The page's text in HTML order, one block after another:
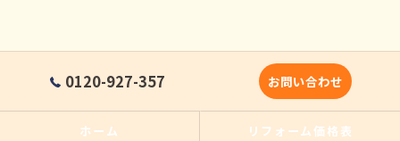
0120-927-357 お問い合わせ
ホーム リフォーム価格表